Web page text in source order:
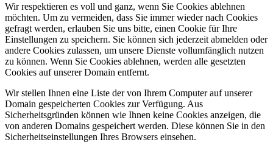
Wir respektieren es voll und ganz, wenn Sie Cookies ablehnen
möchten. Um zu vermeiden, dass Sie immer wieder nach Cookies
gefragt werden, erlauben Sie uns bitte, einen Cookie für Ihre
Einstellungen zu speichern. Sie können sich jederzeit abmelden oder
andere Cookies zulassen, um unsere Dienste vollumfänglich nutzen
zu können. Wenn Sie Cookies ablehnen, werden alle gesetzten
Cookies auf unserer Domain entfernt.
Wir stellen Ihnen eine Liste der von Ihrem Computer auf unserer
Domain gespeicherten Cookies zur Verfügung. Aus
Sicherheitsgründen können wie Ihnen keine Cookies anzeigen, die
von anderen Domains gespeichert werden. Diese können Sie in den
Sicherheitseinstellungen Ihres Browsers einsehen.